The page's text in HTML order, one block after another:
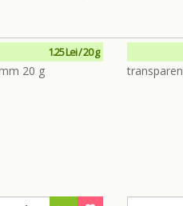
1.25 Lei / 20 g